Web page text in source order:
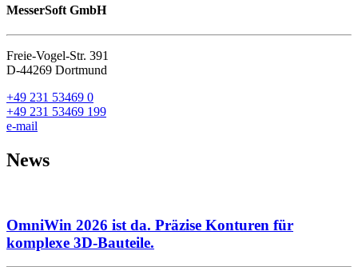
MesserSoft GmbH
Freie-Vogel-Str. 391
D-44269 Dortmund
+49 231 53469 0
+49 231 53469 199
e-mail
News
OmniWin 2026 ist da. Präzise Konturen für
komplexe 3D-Bauteile.